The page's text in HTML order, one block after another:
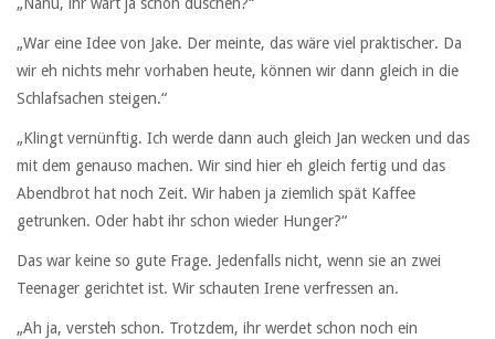
„War eine Idee von Jake. Der meinte, das wäre viel praktischer. Da
wir eh nichts mehr vorhaben heute, können wir dann gleich in die
Schlafsachen steigen.“
„Klingt vernünftig. Ich werde dann auch gleich Jan wecken und das
mit dem genauso machen. Wir sind hier eh gleich fertig und das
Abendbrot hat noch Zeit. Wir haben ja ziemlich spät Kaffee
getrunken. Oder habt ihr schon wieder Hunger?“
Das war keine so gute Frage. Jedenfalls nicht, wenn sie an zwei
Teenager gerichtet ist. Wir schauten Irene verfressen an.
„Ah ja, versteh schon. Trotzdem, ihr werdet schon noch ein